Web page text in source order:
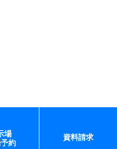
場
約
資料請求